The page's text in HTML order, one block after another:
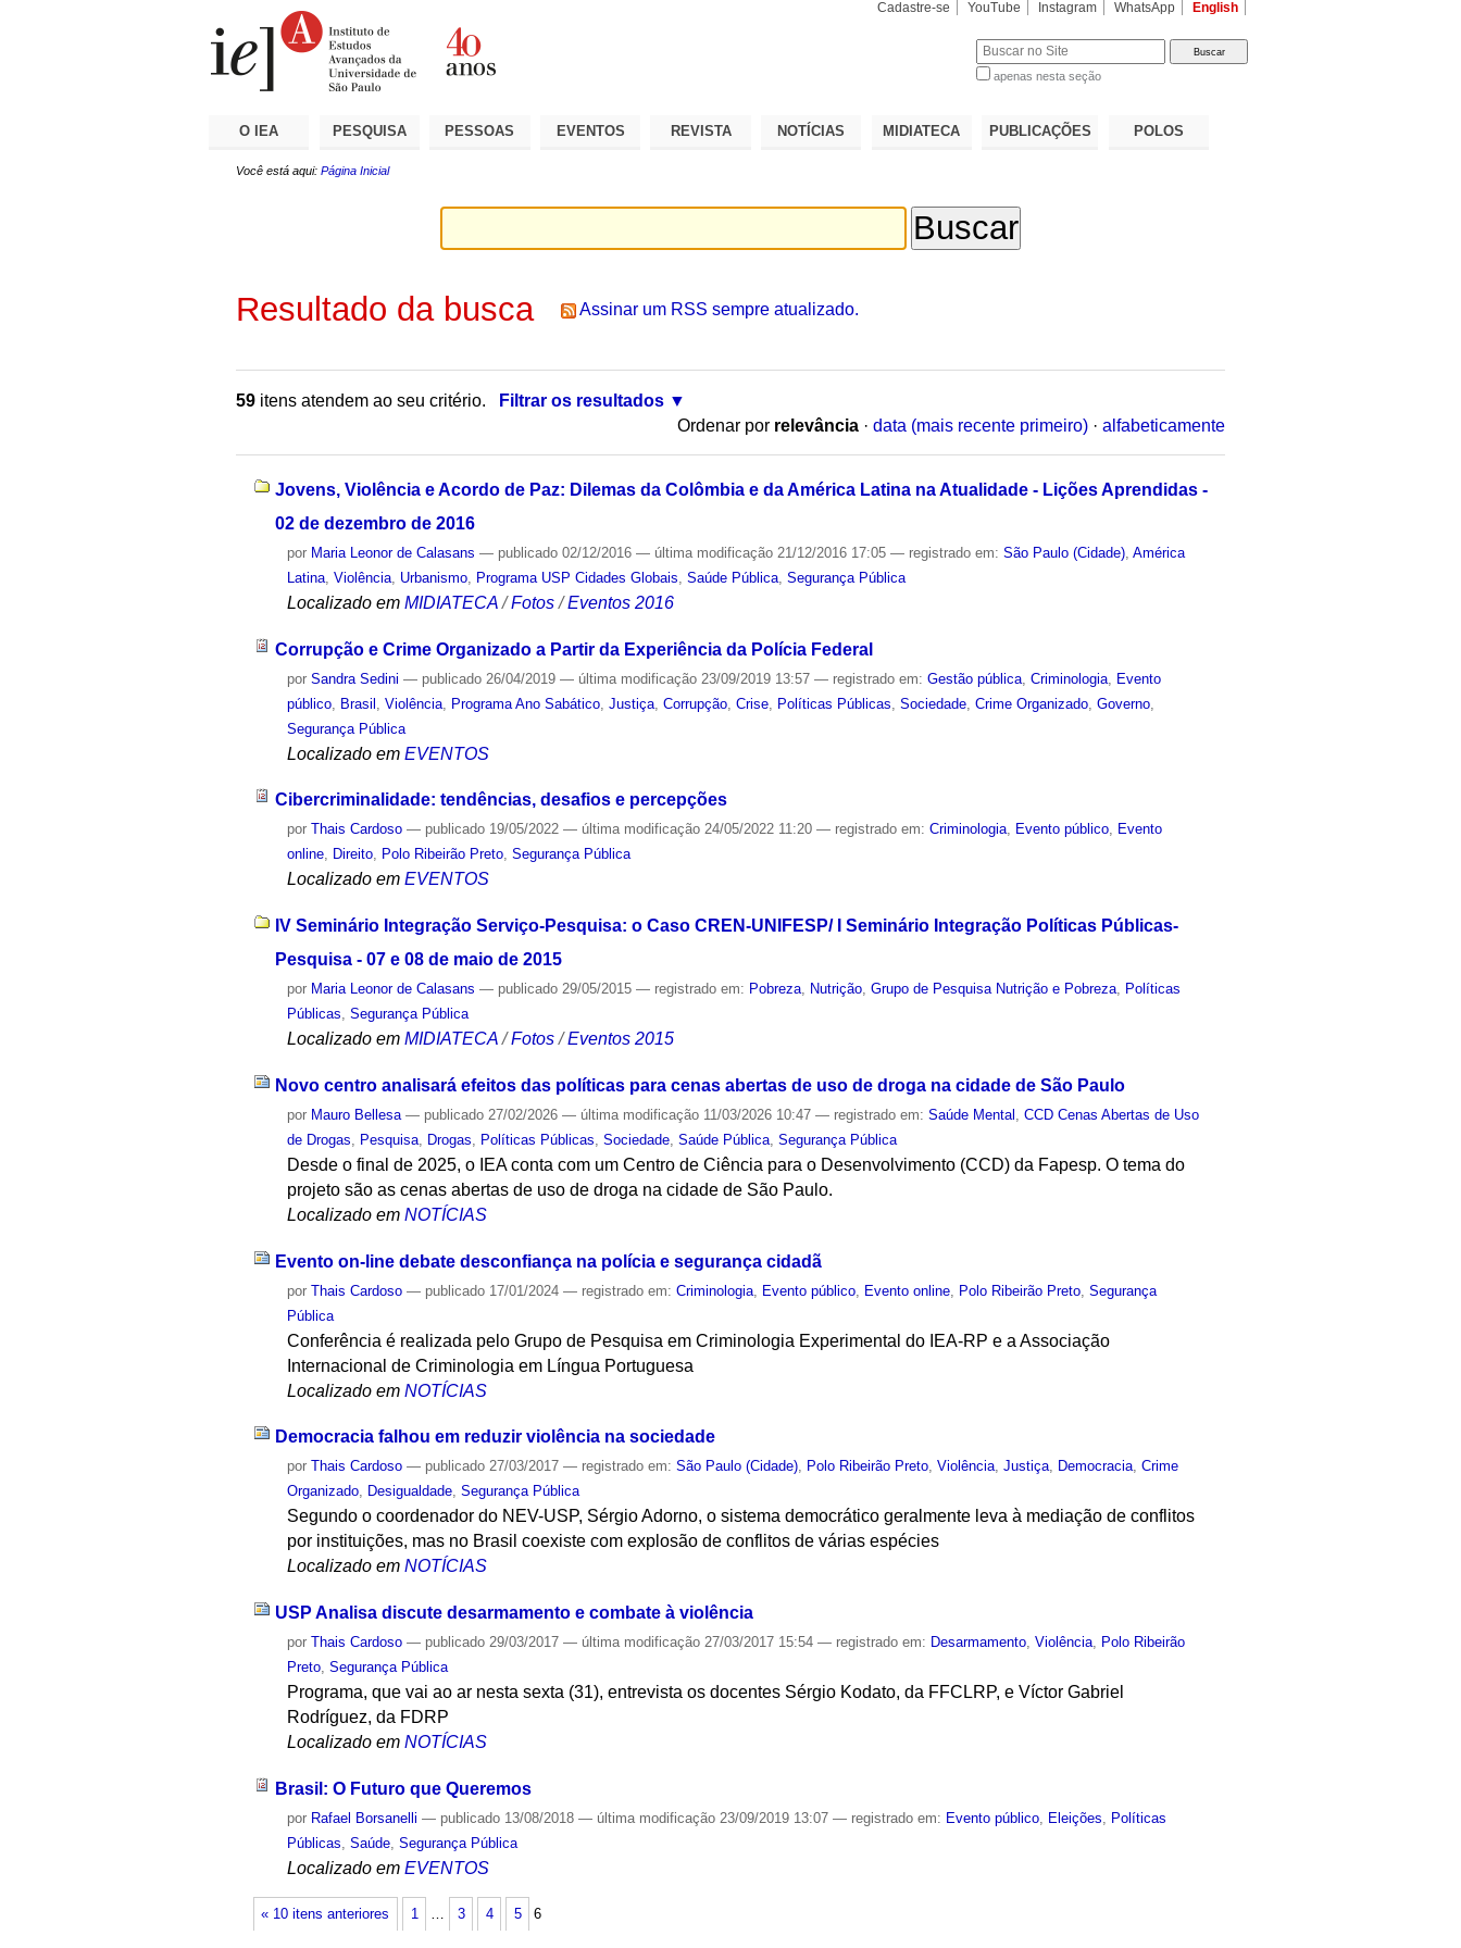
Cadastre-se YouTube Instagram WhatsApp English
apenas nesta seção
O IEA PESQUISA PESSOAS EVENTOS REVISTA NOTÍCIAS MIDIATECA PUBLICAÇÕES POLOS
Você está aqui: Página Inicial
Resultado da busca Assinar um RSS sempre atualizado.
59 itens atendem ao seu critério.
Filtrar os resultados
Ordenar por relevância · data (mais recente primeiro) · alfabeticamente
Jovens, Violência e Acordo de Paz: Dilemas da Colômbia e da América Latina na Atualidade - Lições Aprendidas -
02 de dezembro de 2016
por Maria Leonor de Calasans — publicado 02/12/2016— última modificação 21/12/2016 17:05— registrado em:São Paulo (Cidade) ,América
Latina ,Violência Urbanismo Programa USP Cidades Globais ,Saúde Pública ,Segurança Pública
Localizado em MIDIATECA /Fotos /Eventos 2016
Corrupção e Crime Organizado a Partir da Experiência da Polícia Federal
porSandra Sedini — publicado 26/04/2019— última modificação 23/09/2019 13:57— registrado em:Gestão pública ,Criminologia Evento
público Brasil ,Violência Programa Ano Sabático ,Justiça ,Corrupção ,Crise Políticas Públicas ,Sociedade ,Crime Organizado ,Governo
Segurança Pública
Localizado em EVENTOS
Cibercriminalidade: tendências, desafios e percepções
porThais Cardoso — publicado 19/05/2022— última modificação 24/05/2022 11:20— registrado em:Criminologia, Evento público, Evento
online, Direito, Polo Ribeirão Preto,Segurança Pública
Localizado em EVENTOS
IV Seminário Integração Serviço-Pesquisa: o Caso CREN-UNIFESP/ I Seminário Integração Políticas Públicas-
Pesquisa - 07 e 08 de maio de 2015
por Maria Leonor de Calasans — publicado 29/05/2015— registrado em: Pobreza, Nutrição,Grupo de Pesquisa Nutrição e Pobreza, Políticas
Públicas,Segurança Pública
Localizado em MIDIATECA /Fotos /Eventos 2015
Novo centro analisará efeitos das políticas para cenas abertas de uso de droga na cidade de São Paulo
por Mauro Bellesa — publicado 27/02/2026— última modificação 11/03/2026 10:47— registrado em:Saúde Mental ,CCD Cenas Abertas de Uso
de Drogas
Pesquisa Drogas Políticas Públicas ,Sociedade ,Saúde Pública ,Segurança Pública
Desde o final de 2025, o IEA conta com um Centro de Ciência para o Desenvolvimento (CCD) da Fapesp. O tema do
projeto são as cenas abertas de uso de droga na cidade de São Paulo.
Localizado em NOTÍCIAS
Evento on-line debate desconfiança na polícia e segurança cidadã
porThais Cardoso — publicado 17/01/2024— registrado em:Criminologia Evento público Evento online Polo Ribeirão Preto ,Segurança
Pública
Conferência é realizada pelo Grupo de Pesquisa em Criminologia Experimental do IEA-RP e a Associação
Internacional de Criminologia em Língua Portuguesa
Localizado em NOTÍCIAS
Democracia falhou em reduzir violência na sociedade
porThais Cardoso — publicado 27/03/2017— registrado em:São Paulo (Cidade), Polo Ribeirão Preto,Violência,Justiça, Democracia,Crime
Organizado, Desigualdade,Segurança Pública
Segundo o coordenador do NEV-USP, Sérgio Adorno, o sistema democrático geralmente leva à mediação de conflitos
por instituições, mas no Brasil coexiste com explosão de conflitos de várias espécies
Localizado em NOTÍCIAS
USP Analisa discute desarmamento e combate à violência
porThais Cardoso — publicado 29/03/2017— última modificação 27/03/2017 15:54— registrado em: Desarmamento ,Violência
Polo Ribeirão
Preto ,Segurança Pública
Programa, que vai ao ar nesta sexta (31), entrevista os docentes Sérgio Kodato, da FFCLRP, e Víctor Gabriel
Rodríguez, da FDRP
Localizado em NOTÍCIAS
Brasil: O Futuro que Queremos
por Rafael Borsanelli — publicado 13/08/2018— última modificação 23/09/2019 13:07— registrado em: Evento público Eleições
Políticas
Públicas ,Saúde ,Segurança Pública
Localizado em EVENTOS
« 10 itens anteriores 1 3 4 5 6